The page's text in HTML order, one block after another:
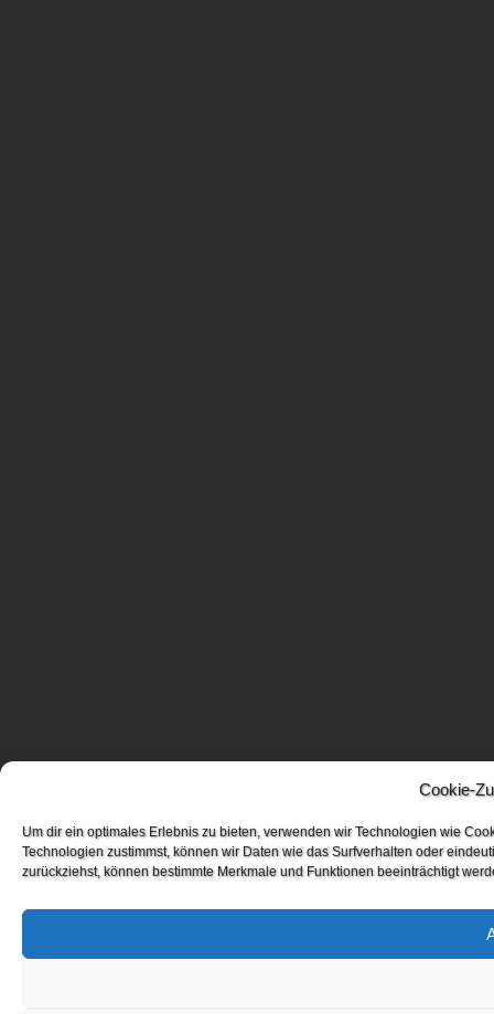
Cookie-
Um dir ein optimales Erlebnis zu bieten, verwenden wir Technologien wie
Technologien zustimmst, können wir Daten wie das Surfverhalten oder
zurückziehst, können bestimmte Merkmale und Funktionen beeinträchtigt